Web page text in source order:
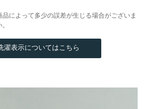
によって多少の誤差が生じる場合がございま
濯表示についてはこちら